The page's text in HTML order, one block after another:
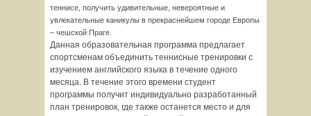
теннисе, получить удивительные, невероятные и
увлекательные каникулы в прекраснейшем городе Европы
– чешской Праге.
Данная образовательная программа предлагает
спортсменам объединить теннисные тренировки с
изучением английского языка в течение одного
месяца. В течение этого времени студент
программы получит индивидуально разработанный
план тренировок, где также останется место и для